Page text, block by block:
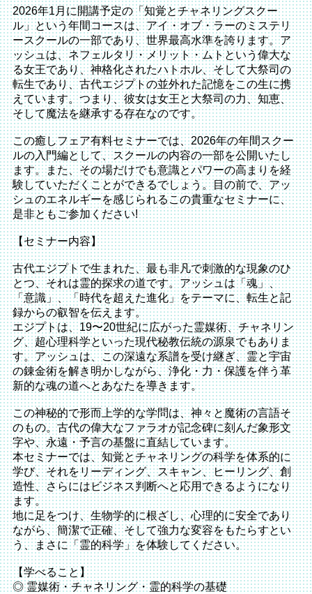
2026年1月に開講予定の「知覚とチャネリングスクー
ル」という年間コースは、アイ・オブ・ラーのミステリ
ースクールの一部であり、世界最高水準を誇ります。ア
ッシュは、ネフェルタリ・メリット・ムトという偉大な
る女王であり、神格化されたハトホル、そして大祭司の
転生であり、古代エジプトの並外れた記憶をこの生に携
えています。つまり、彼女は女王と大祭司の力、知恵、
そして魔法を継承する存在なのです。
この癒しフェア有料セミナーでは、2026年の年間スクー
ルの入門編として、スクールの内容の一部を公開いたし
ます。また、その場だけでも意識とパワーの高まりを経
験していただくことができるでしょう。目の前で、アッ
シュのエネルギーを感じられるこの貴重なセミナーに、
是非ともご参加ください!
【セミナー内容】
古代エジプトで生まれた、最も非凡で刺激的な現象のひ
とつ、それは霊的探求の道です。アッシュは「魂」、
「意識」、「時代を超えた進化」をテーマに、転生と記
録からの叡智を伝えます。
エジプトは、19〜20世紀に広がった霊媒術、チャネリン
グ、超心理科学といった現代秘教伝統の源泉でもありま
す。アッシュは、この深遠な系譜を受け継ぎ、霊と宇宙
の錬金術を解き明かしながら、浄化・力・保護を伴う革
新的な魂の道へとあなたを導きます。
この神秘的で形而上学的な学問は、神々と魔術の言語そ
のもの。古代の偉大なファラオが記念碑に刻んだ象形文
字や、永遠・予言の基盤に直結しています。
本セミナーでは、知覚とチャネリングの科学を体系的に
学び、それをリーディング、スキャン、ヒーリング、創
造性、さらにはビジネス判断へと応用できるようになり
ます。
地に足をつけ、生物学的に根ざし、心理的に安全であり
ながら、簡潔で正確、そして強力な変容をもたらすとい
う、まさに「霊的科学」を体験してください。
【学べること】
◎ 霊媒術・チャネリング・霊的科学の基礎